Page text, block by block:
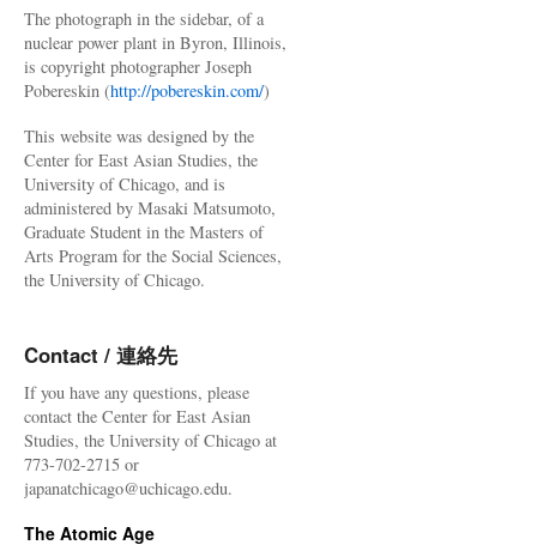
The photograph in the sidebar, of a
nuclear power plant in Byron, Illinois,
is copyright photographer Joseph
Pobereskin (http://pobereskin.com/)
This website was designed by the
Center for East Asian Studies, the
University of Chicago, and is
administered by Masaki Matsumoto,
Graduate Student in the Masters of
Arts Program for the Social Sciences,
the University of Chicago.
Contact / 連絡先
If you have any questions, please
contact the Center for East Asian
Studies, the University of Chicago at
773-702-2715 or
japanatchicago@uchicago.edu.
The Atomic Age